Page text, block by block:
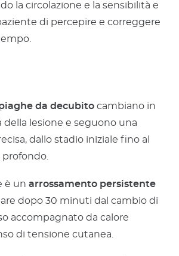
la circolazione e la sensibilità e
di percepire e correggere
da decubito cambiano in
della lesione e seguono una
dallo stadio iniziale fino al
è un arrossamento persistente
dopo 30 minuti dal cambio di
accompagnato da calore
di tensione cutanea.